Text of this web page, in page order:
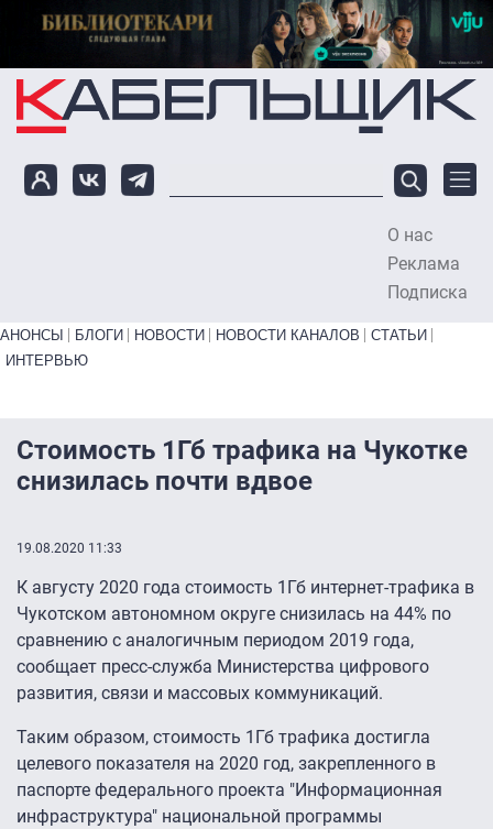
Перейти к основному содержанию
О нас
Реклама
Подписка
Primary links bottom
АНОНСЫ БЛОГИ НОВОСТИ НОВОСТИ КАНАЛОВ
СТАТЬИ
ИНТЕРВЬЮ
Стоимость 1Гб трафика на Чукотке
снизилась почти вдвое
19.08.2020 11:33
К августу 2020 года стоимость 1Гб интернет-трафика в
Чукотском автономном округе снизилась на 44% по
сравнению с аналогичным периодом 2019 года,
сообщает пресс-служба Министерства цифрового
развития, связи и массовых коммуникаций.
Таким образом, стоимость 1Гб трафика достигла
целевого показателя на 2020 год, закрепленного в
паспорте федерального проекта "Информационная
инфраструктура" национальной программы